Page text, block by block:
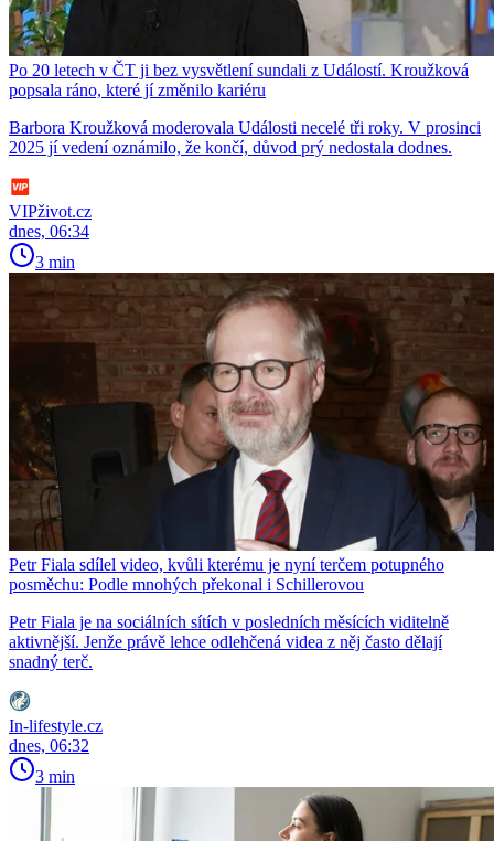
Po 20 letech v ČT ji bez vysvětlení sundali z Událostí. Kroužková
popsala ráno, které jí změnilo kariéru
Barbora Kroužková moderovala Události necelé tři roky. V prosinci
2025 jí vedení oznámilo, že končí, důvod prý nedostala dodnes.
VIPživot.cz
dnes, 06:34
3 min
Petr Fiala sdílel video, kvůli kterému je nyní terčem potupného
posměchu: Podle mnohých překonal i Schillerovou
Petr Fiala je na sociálních sítích v posledních měsících viditelně
aktivnější. Jenže právě lehce odlehčená videa z něj často dělají
snadný terč.
In-lifestyle.cz
dnes, 06:32
3 min